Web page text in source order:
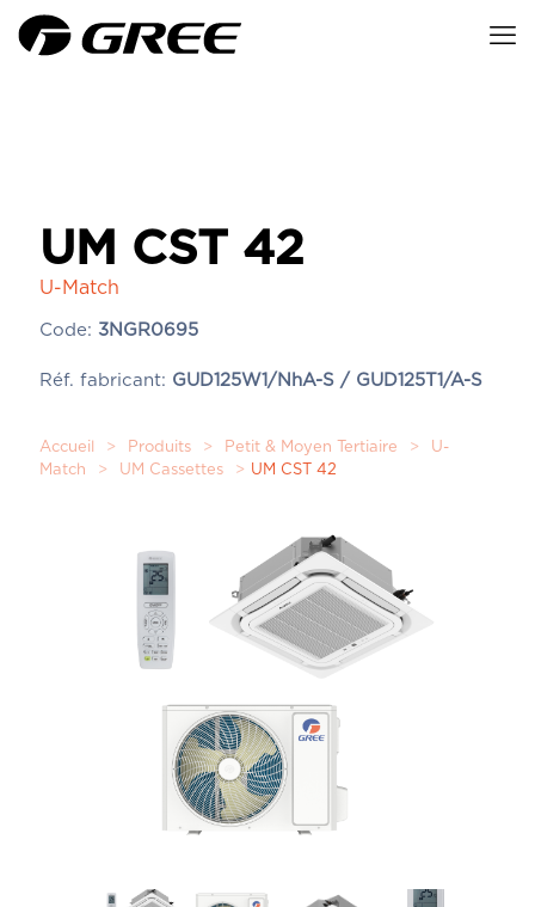
UM CST 42
U-Match
Code: 3NGR0695
Réf. fabricant: GUD125W1/NhA-S / GUD125T1/A-S
Accueil > Produits > Petit & Moyen Tertiaire >
U-
Match
> UM Cassettes > UM CST 42